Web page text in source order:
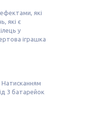
які
які є
у
іграшка
Натисканням
3 батарейок